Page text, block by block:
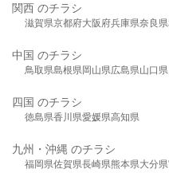
関西 のチラシ
滋賀県京都府大阪府兵庫県奈良県
中国 のチラシ
鳥取県島根県岡山県広島県山口県
四国 のチラシ
徳島県香川県愛媛県高知県
九州・沖縄 のチラシ
福岡県佐賀県長崎県熊本県大分県